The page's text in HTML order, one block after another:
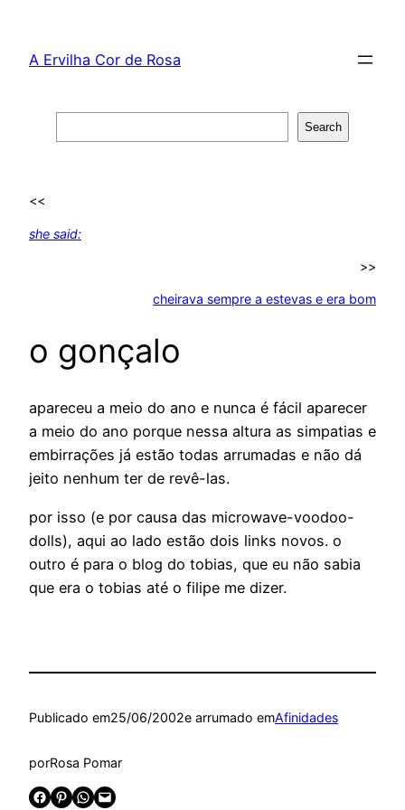
content
A Ervilha Cor de Rosa
Search
<<
she said:
>>
cheirava sempre a estevas e era bom
o gonçalo
apareceu a meio do ano e nunca é fácil aparecer
a meio do ano porque nessa altura as simpatias e
embirrações já estão todas arrumadas e não dá
jeito nenhum ter de revê-las.
por isso (e por causa das microwave-voodoo-
dolls), aqui ao lado estão dois links novos. o
outro é para o blog do tobias, que eu não sabia
que era o tobias até o filipe me dizer.
Publicado em25/06/2002e arrumado emAfinidades
porRosa Pomar
Share on Facebook Share on Pinterest Share on WhatsApp Email this Page